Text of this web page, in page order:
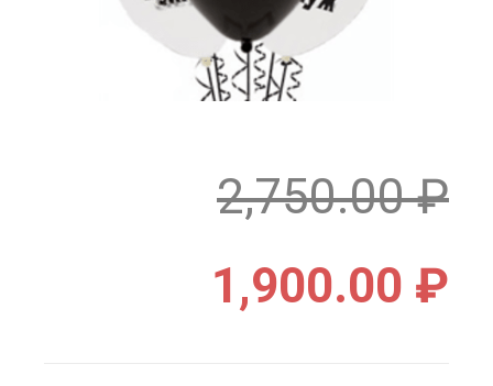
2,750.00₽
1,900.00 ₽